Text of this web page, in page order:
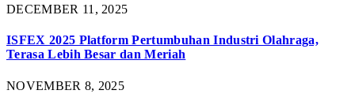
DECEMBER 11, 2025
ISFEX 2025 Platform Pertumbuhan Industri Olahraga,
Terasa Lebih Besar dan Meriah
NOVEMBER 8, 2025